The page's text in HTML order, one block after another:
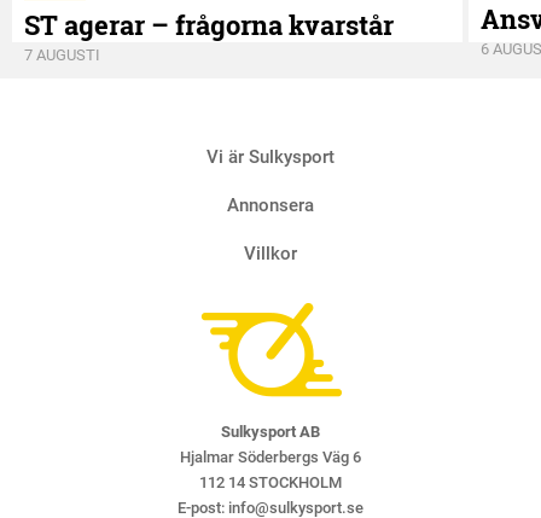
ST agerar – frågorna kvarstår
7 AUGUSTI 6
Vi är Sulkysport
Annonsera
Villkor
Sulkysport AB
Hjalmar Söderbergs Väg 6
112 14 STOCKHOLM
E-post: info@sulkysport.se